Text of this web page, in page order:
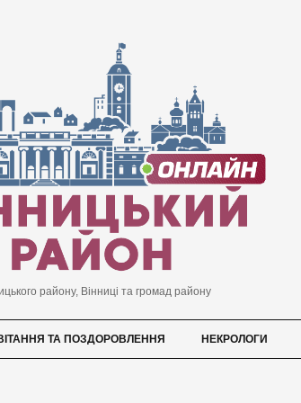
району, Вінниці та громад району
ТА ПОЗДОРОВЛЕННЯ НЕКРОЛОГИ